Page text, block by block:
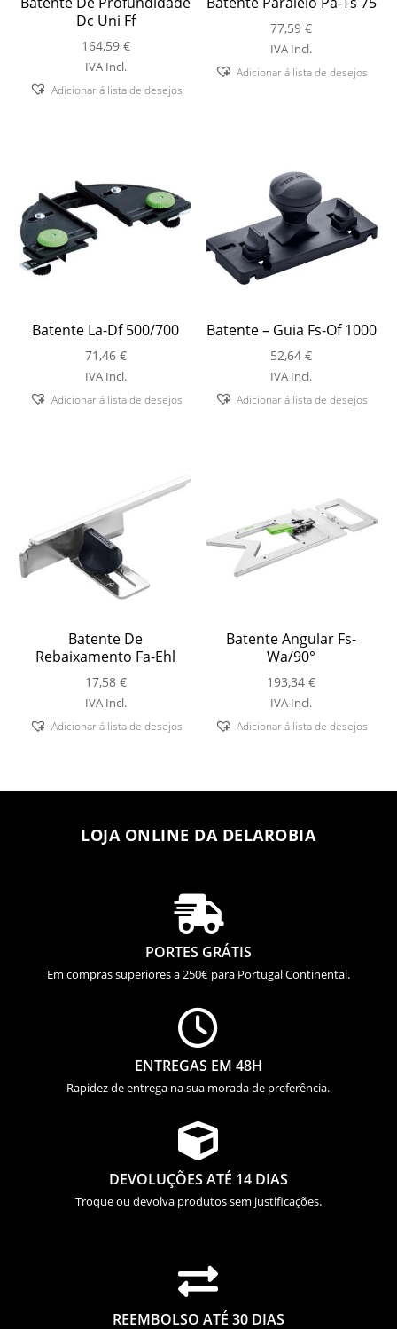
Dc Uni Ff
164,59 €
IVA Incl.
Adicionar á lista de desejos
77,59€
IVA Incl.
Adicionar á lista de desejos
Batente La-Df 500/700
71,46 €
IVA Incl.
Adicionar á lista de desejos
Batente – Guia Fs-Of 1000
52,64€
IVA Incl.
Adicionar á lista de desejos
Batente De
Rebaixamento Fa-Ehl
17,58 €
IVA Incl.
Adicionar á lista de desejos
Batente Angular Fs-
Wa/90°
193,34€
IVA Incl.
Adicionar á lista de desejos
LOJA ONLINE DA DELAROBIA

PORTES GRÁTIS
Em compras superiores a 250€ para Portugal Continental.

ENTREGAS EM 48H
Rapidez de entrega na sua morada de preferência.

DEVOLUÇÕES ATÉ 14 DIAS
Troque ou devolva produtos sem justificações.

REEMBOLSO ATÉ 30 DIAS